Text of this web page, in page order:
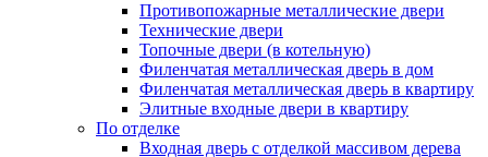
Противопожарные металлические двери
Технические двери
Топочные двери (в котельную)
Филенчатая металлическая дверь в дом
Филенчатая металлическая дверь в квартиру
Элитные входные двери в квартиру
По отделке
Входная дверь с отделкой массивом дерева